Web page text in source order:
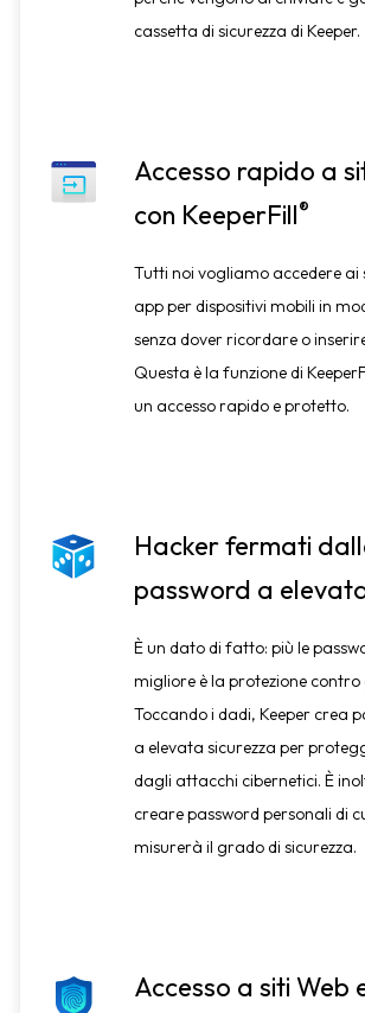
cassetta di sicurezza di Keeper.
Accesso rapido a
con KeeperFill®
Tutti noi vogliamo accedere ai
app per dispositivi mobili in
senza dover ricordare o
Questa è la funzione di
un accesso rapido e protetto.
Hacker fermati
password a
È un dato di fatto: più le
migliore è la protezione contro
Toccando i dadi, Keeper crea
a elevata sicurezza per
dagli attacchi cibernetici. È
creare password personali di
misurerà il grado di sicurezza.
Accesso a siti Web